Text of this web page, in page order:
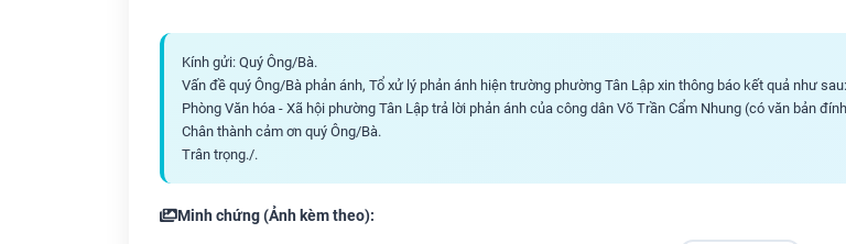
Kính gửi: Quý Ông/Bà.
Vấn đề quý Ông/Bà phản ánh, Tổ xử lý phản ánh hiện trường phường Tân Lập xin thông báo kết quả như sau:
Phòng Văn hóa - Xã hội phường Tân Lập trả lời phản ánh của công dân Võ Trần Cẩm Nhung (có văn bản
Chân thành cảm ơn quý Ông/Bà.
Trân trọng./.
Minh chứng (Ảnh kèm theo):